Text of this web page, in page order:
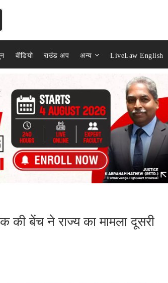
वीडियो राउंड अप अन्य LiveLaw English
की बेंच ने राज्य का मामला दूसरी